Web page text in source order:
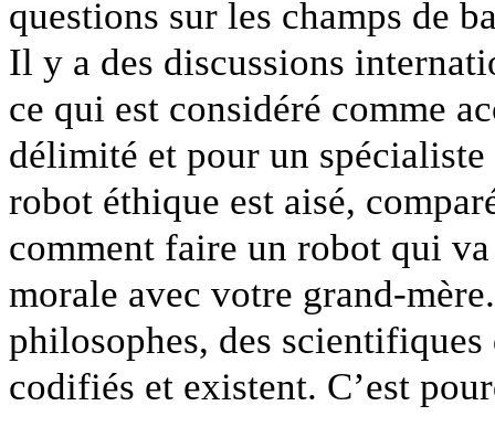
questions sur les champs de
Il y a des discussions
ce qui est considéré comme
délimité et pour un
robot éthique est aisé,
comment faire un robot qui
morale avec votre grand-
philosophes, des scientifiques
codifiés et existent. C’est